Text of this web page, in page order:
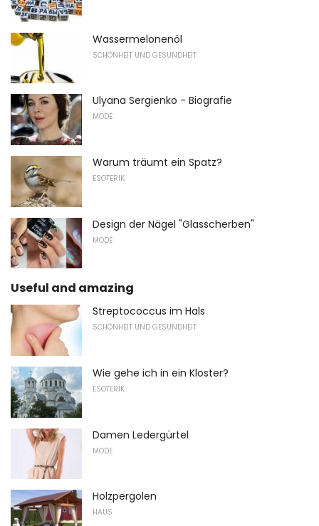
Wassermelonenöl
SCHÖNHEIT UND GESUNDHEIT
Ulyana Sergienko - Biografie
MODE
Warum träumt ein Spatz?
ESOTERIK
Design der Nägel "Glasscherben"
MODE
Useful and amazing
Streptococcus im Hals
SCHÖNHEIT UND GESUNDHEIT
Wie gehe ich in ein Kloster?
ESOTERIK
Damen Ledergürtel
MODE
Holzpergolen
HAUS